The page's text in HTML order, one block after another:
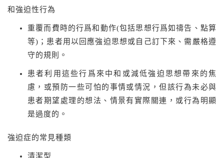
和強迫性行為
重覆而費時的行爲和動作(包括思想行爲如禱告、點算
等)；患者用以回應強迫思想或自己訂下來、需嚴格遵
守的規則。
患者利用這些行爲來中和或減低強迫思想帶來的焦
慮，或預防一些可怕的事情或情況，但該行為未必與
患者期望處理的想法、情景有實際關連，或行為明顯
是過度的。
強迫症的常見種類
清潔型